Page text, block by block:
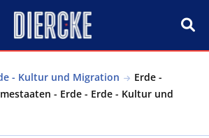
- Kultur und Migration
Erde -
- Erde - Erde - Kultur und